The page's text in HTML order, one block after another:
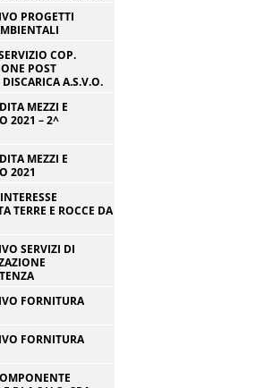
PROGETTI
COP.
POST
A.S.V.O.
MEZZI E
2021 – 2^
MEZZI E
2021
TERRE E ROCCE DA
SERVIZI DI
FORNITURA
FORNITURA